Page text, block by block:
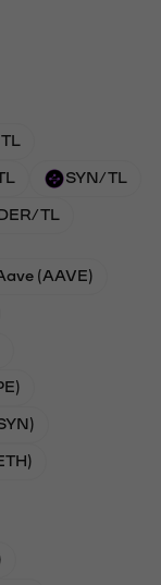
SYN/TL
TL
(AAVE)